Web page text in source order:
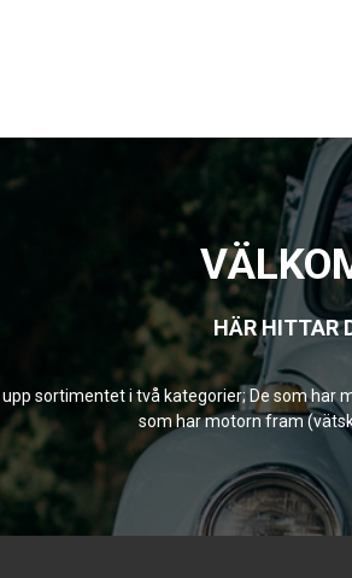
HÄR HITTAR
sortimentet i två kategorier; De som har
som har motorn fram